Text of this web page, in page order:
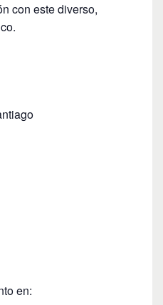
con este diverso,
en: